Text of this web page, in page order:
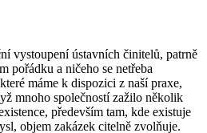
vystoupení ústavních činitelů, patrně
pořádku a ničeho se netřeba
máme k dispozici z naší praxe,
mnoho společností zažilo několik
především tam, kde existuje
objem zakázek citelně zvolňuje.